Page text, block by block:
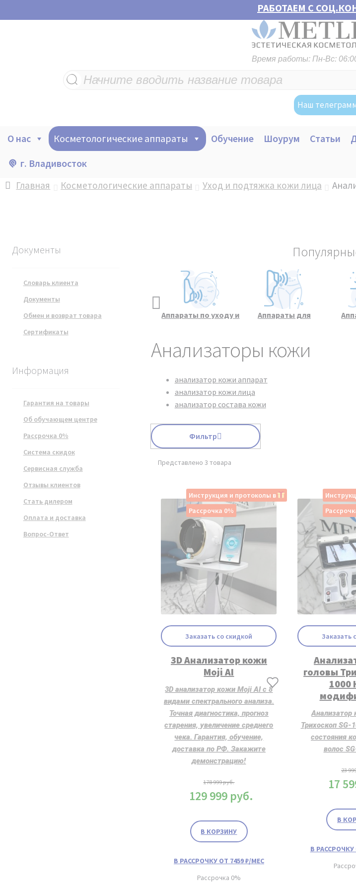
РАБОТАЕМ С
Время работы: Пн-Вс:
Поиск
товаров
Наш
О нас Косметологические аппараты Обучение Шоурум Статьи
г. Владивосток
Главная Косметологические аппараты Уход и подтяжка кожи лица
Курсы
косметологии.
Все товары
Аппараты по уходу и
Аппараты для
Анализаторы кожи
анализатор кожи аппарат
анализатор кожи лица
анализатор состава кожи
Фильтр
Представлено 3 товара
Заказать со скидкой
Инструкция и протоколы в
Рассрочка 0%
3D Анализатор кожи
Moji AI
3D анализатор кожи Moji AI с 8
видами спектрального анализа.
Точная диагностика, прогноз
старения, увеличение среднего
чека. Гарантия, обучение,
доставка по РФ. Закажите
демонстрацию!
178 999руб.
129 999 руб.
В КОРЗИНУ
В РАССРОЧКУ ОТ 7459 ₽/МЕС
Рассрочка 0%
Заказать
головы
1000
Анализатор
Трихоскоп SG-
состояния
волос
23
17
В
В РАССРОЧКУ
Документы
Словарь клиента
Документы
Обмен и возврат товара
Сертификаты
Информация
Гарантия на товары
Об обучающем центре
Рассрочка 0%
Система скидок
Сервисная служба
Отзывы клиентов
Стать дилером
Оплата и доставка
Вопрос-Ответ